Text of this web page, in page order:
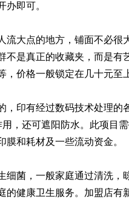
办即可。
流大点的地方，铺面不必
不是真正的收藏夹，而是有
价格一般锁定在几十元至
，印有经过数码技术处理
，还可遮阳防水。此项目
和耗材及一些流动资金。
细菌，一般家庭通过清洗
的健康卫生服务。加盟店